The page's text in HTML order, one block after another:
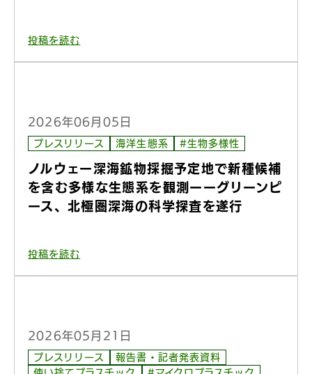
投稿を読む
2026年06月05日
プレスリリース 海洋生態系 #生物多様性
ノルウェー深海鉱物採掘予定地で新種候補
を含む多様な生態系を観測ーーグリーンピ
ース、北極圏深海の科学探査を遂行
投稿を読む
2026年05月21日
プレスリリース
報告書・記者発表資料